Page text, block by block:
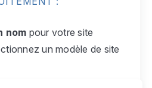
nom pour votre site
un modèle de site